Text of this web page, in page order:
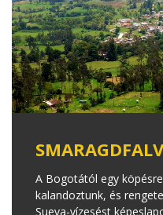
A Bogotától egy
kalandoztunk, és
Sueva-vízesést